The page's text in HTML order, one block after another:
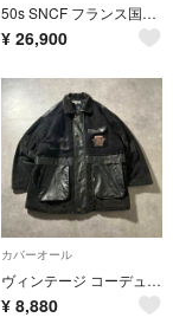
50s SNCF フランス国鉄 レイルロード ワークジャケット 88 80
¥ 26,900
カバーオール
ヴィンテージ コーデュロイ フェイクレザー 切替 モッズコート ハーフジャケット
¥ 8,880